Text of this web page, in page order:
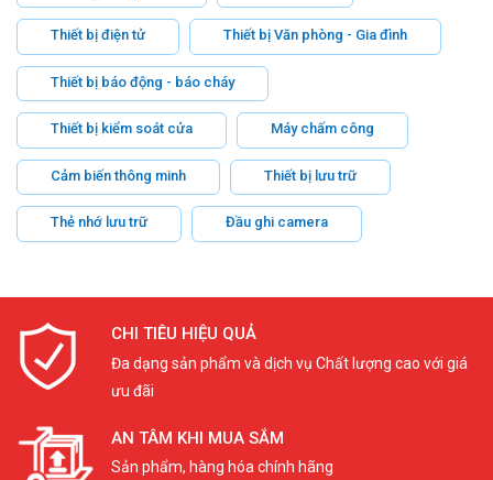
Thiết bị điện tử Thiết bị Văn phòng - Gia đình
Thiết bị báo động - báo cháy
Thiết bị kiểm soát cửa Máy chấm công
Cảm biến thông minh Thiết bị lưu trữ
Thẻ nhớ lưu trữ Đầu ghi camera
CHI TIÊU HIỆU QUẢ
Đa dạng sản phẩm và dịch vụ Chất lượng cao với giá
ưu đãi
AN TÂM KHI MUA SẮM
Sản phẩm, hàng hóa chính hãng